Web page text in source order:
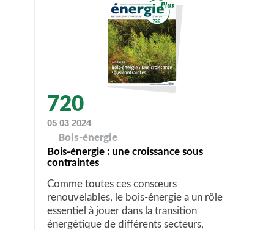
720
05 03 2024
Bois-énergie
Bois-énergie : une croissance sous
contraintes
Comme toutes ces consœurs
renouvelables, le bois-énergie a un rôle
essentiel à jouer dans la transition
énergétique de différents secteurs,